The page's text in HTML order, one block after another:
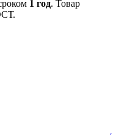
1 год. Товар